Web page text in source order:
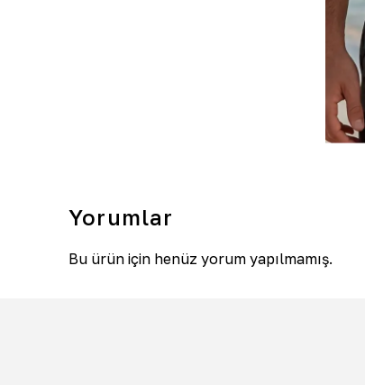
Yorumlar
Bu ürün için henüz yorum yapılmamış.